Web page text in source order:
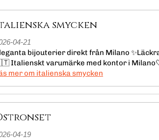
smycken
04-21
bijouterier direkt från Milano
Italienskt varumärke med kontor i
mer om italienska smycken
04-19